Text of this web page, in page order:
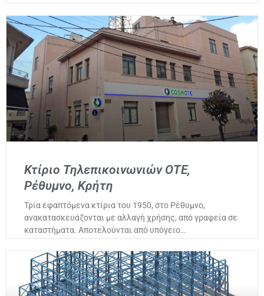
Κτίριο Τηλεπικοινωνιών ΟΤΕ,
Ρέθυμνο, Κρήτη
Τρία εφαπτόμενα κτίρια του 1950, στο Ρέθυμνο,
ανακατασκευάζονται με αλλαγή χρήσης, από γραφεία σε
καταστήματα. Αποτελούνται από υπόγειο…